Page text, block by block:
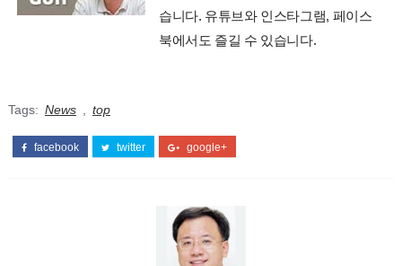
습니다. 유튜브와 인스타그램, 페이스
북에서도 즐길 수 있습니다.
Tags: News top
facebook twitter google+